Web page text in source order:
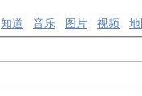
知道 音乐 图片 视频